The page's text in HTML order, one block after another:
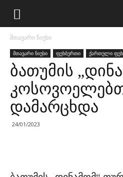
მთავარი ნიუსი
მთავარი ნიუსი ფეხბურთი ქართული
ბათუმის
დამარცხდა
24/01/2023